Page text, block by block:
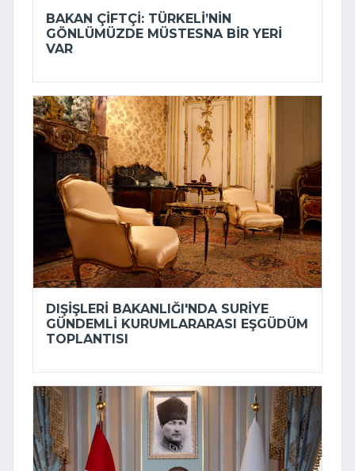
BAKAN ÇIFTÇI: TÜRKELI’NIN
GÖNLÜMÜZDE MÜSTESNA BIR YERI
VAR
DIŞIŞLERI BAKANLIĞI'NDA SURIYE
GÜNDEMLI KURUMLARARASI EŞGÜDÜM
TOPLANTISI